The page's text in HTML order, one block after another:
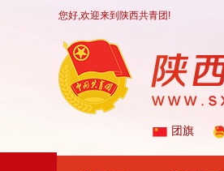
您好,欢迎来到陕西共青团!
团旗